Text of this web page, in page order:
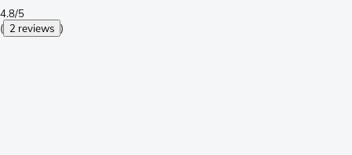
4.8/5
( 2 reviews )